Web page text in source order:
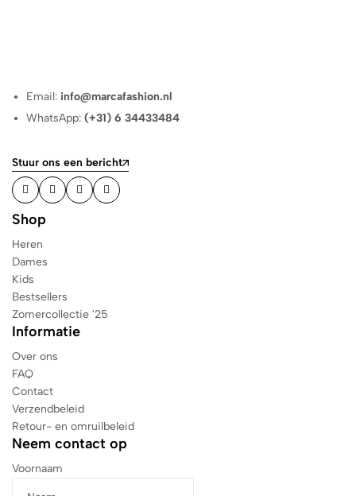
Email: info@marcafashion.nl
WhatsApp:(+31) 6 34433484
Stuur ons een bericht
Shop
Heren
Dames
Kids
Bestsellers
Zomercollectie '25
Informatie
Over ons
FAQ
Contact
Verzendbeleid
Retour- en omruilbeleid
Neem contact op
Voornaam